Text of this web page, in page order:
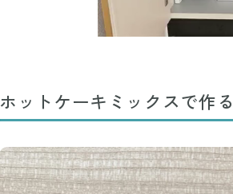
ホットケーキミックスで作